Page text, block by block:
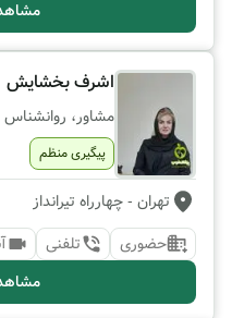
اشرف بخشایش
مشاور، روانشناس
پیگیری منظم
تهران - چهارراه تیرانداز
حضوری
تلفنی